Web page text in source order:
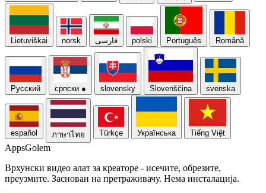
Lietuviškai norsk فارسی polski Português Română
Русский српски ● slovensky Slovenščina svenska
español ภาษาไทย Türkçe Українська Tiếng Việt
AppsGolem
Врхунски видео алат за креаторе - исечите, обрезите,
преузмите. Заснован на претраживачу. Нема инсталација.